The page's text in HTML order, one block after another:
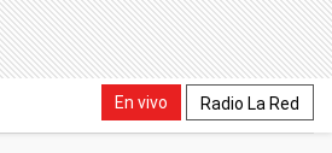
En vivo Radio La Red